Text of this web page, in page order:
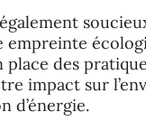
des
impact sur
d’énergie.